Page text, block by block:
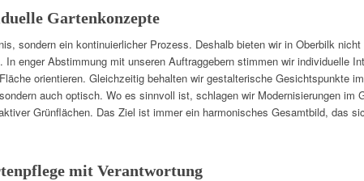
Gartenkonzepte
sondern ein kontinuierlicher Prozess. Deshalb bieten wir in Oberbilk
enger Abstimmung mit unseren Auftraggebern stimmen wir individuelle
orientieren. Gleichzeitig behalten wir gestalterische Gesichtspunkte
auch optisch. Wo es sinnvoll ist, schlagen wir Modernisierungen im
Grünflächen. Das Ziel ist immer ein harmonisches Gesamtbild, das
mit Verantwortung